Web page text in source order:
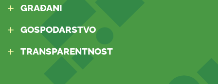
GRAĐANI
GOSPODARSTVO
TRANSPARENTNOST